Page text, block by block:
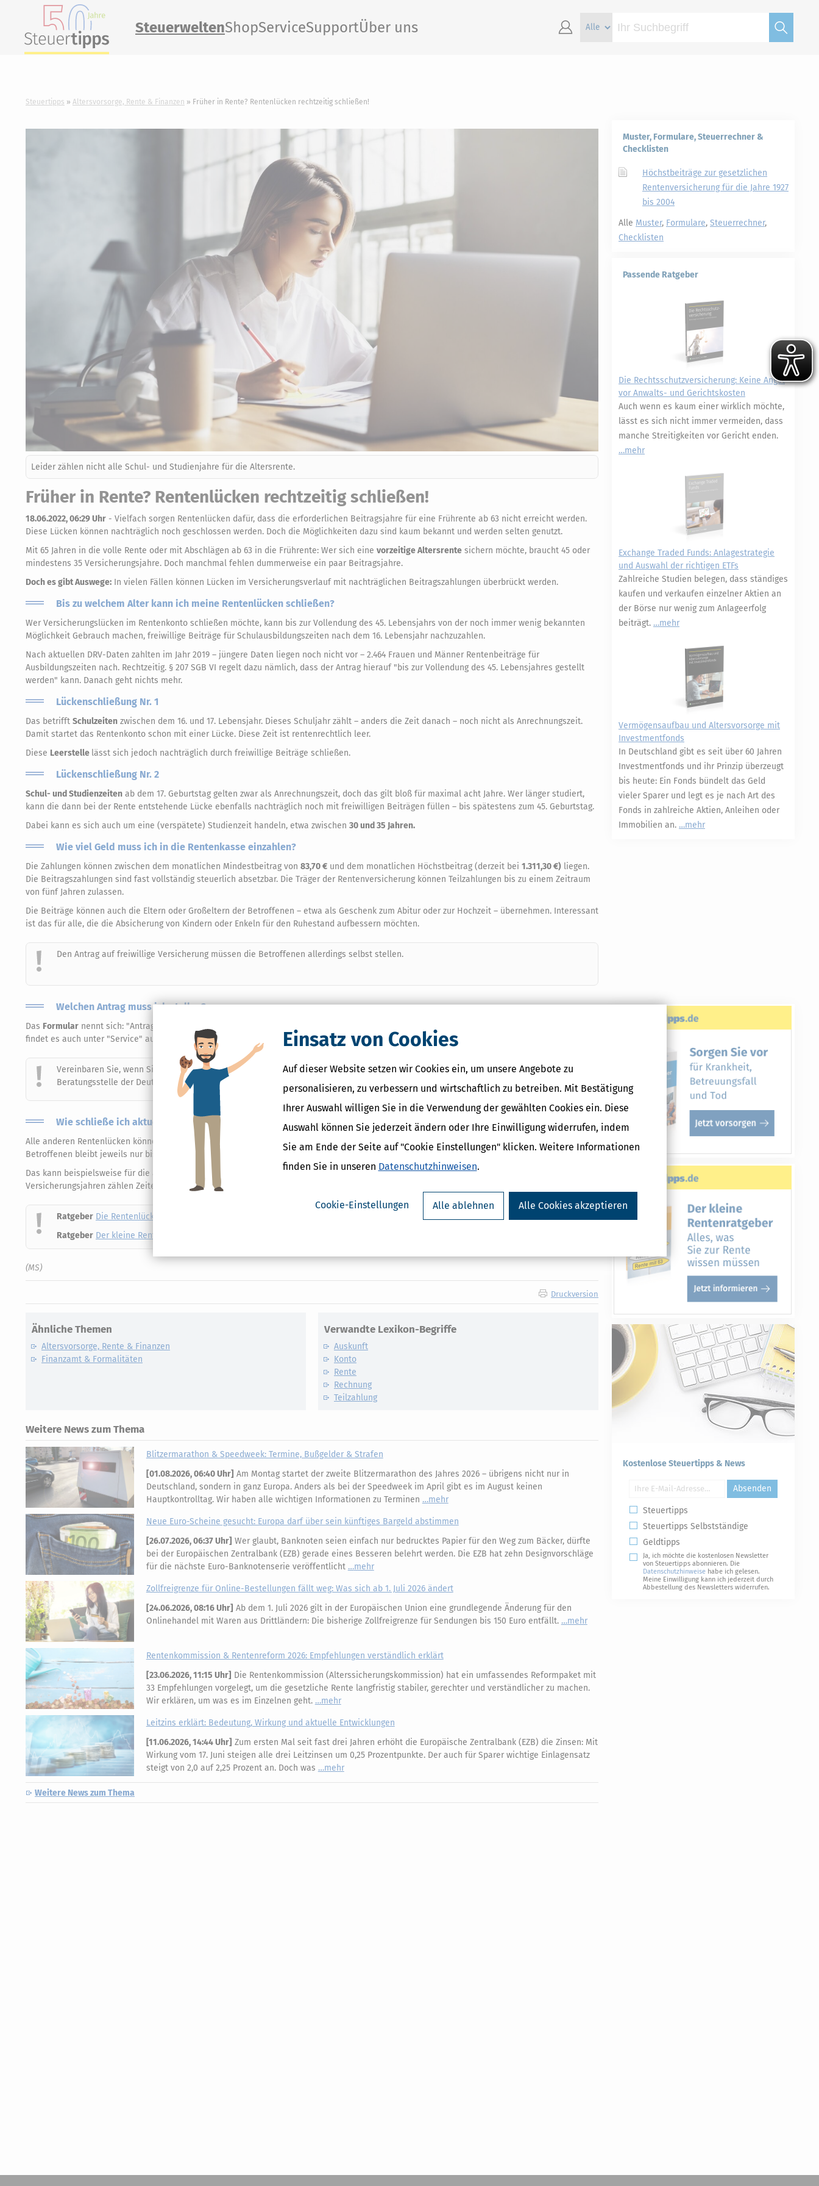
Einsatz von Cookies
Auf dieser Website setzen wir Cookies ein, um unsere Angebote zu
personalisieren, zu verbessern und wirtschaftlich zu betreiben. Mit Bestätigung
Ihrer Auswahl willigen Sie in die Verwendung der gewählten Cookies ein. Diese
Auswahl können Sie jederzeit ändern oder Ihre Einwilligung widerrufen, indem
Sie am Ende der Seite auf "Cookie Einstellungen" klicken. Weitere Informationen
finden Sie in unseren Datenschutzhinweisen.
Cookie-Einstellungen Alle ablehnen Alle Cookies akzeptieren
SteuerweltenShopServiceSupportÜber uns
Steuertipps Altersvorsorge, Rente & Finanzen Früher in Rente? Rentenlücken rechtzeitig schließen!
Leider zählen nicht alle Schul- und Studienjahre für die Altersrente.
Früher in Rente? Rentenlücken rechtzeitig schließen!
18.06.2022, 06:29 Uhr - Vielfach sorgen Rentenlücken dafür, dass die erforderlichen Beitragsjahre für eine Frührente ab 63 nicht erreicht werden.
Diese Lücken können nachträglich noch geschlossen werden. Doch die Möglichkeiten dazu sind kaum bekannt und werden selten genutzt.
Mit 65 Jahren in die volle Rente oder mit Abschlägen ab 63 in die Frührente: Wer sich eine vorzeitige Altersrente sichern möchte, braucht 45 oder
mindestens 35 Versicherungsjahre. Doch manchmal fehlen dummerweise ein paar Beitragsjahre.
Doch es gibt Auswege: In vielen Fällen können Lücken im Versicherungsverlauf mit nachträglichen Beitragszahlungen überbrückt werden.
Bis zu welchem Alter kann ich meine Rentenlücken schließen?
Wer Versicherungslücken im Rentenkonto schließen möchte, kann bis zur Vollendung des 45. Lebensjahrs von der noch immer wenig bekannten
Möglichkeit Gebrauch machen, freiwillige Beiträge für Schulausbildungszeiten nach dem 16. Lebensjahr nachzuzahlen.
Nach aktuellen DRV-Daten zahlten im Jahr 2019 – jüngere Daten liegen noch nicht vor – 2.464 Frauen und Männer Rentenbeiträge für
Ausbildungszeiten nach. Rechtzeitig. § 207 SGB VI regelt dazu nämlich, dass der Antrag hierauf "bis zur Vollendung des 45. Lebensjahres gestellt
werden" kann. Danach geht nichts mehr.
Lückenschließung Nr. 1
Das betrifft Schulzeiten zwischen dem 16. und 17. Lebensjahr. Dieses Schuljahr zählt – anders die Zeit danach – noch nicht als Anrechnungszeit.
Damit startet das Rentenkonto schon mit einer Lücke. Diese Zeit ist rentenrechtlich leer.
Diese Leerstelle lässt sich jedoch nachträglich durch freiwillige Beiträge schließen.
Lückenschließung Nr. 2
Schul- und Studienzeiten ab dem 17. Geburtstag gelten zwar als Anrechnungszeit, doch das gilt bloß für maximal acht Jahre. Wer länger studiert,
kann die dann bei der Rente entstehende Lücke ebenfalls nachträglich noch mit freiwilligen Beiträgen füllen – bis spätestens zum 45. Geburtstag.
Dabei kann es sich auch um eine (verspätete) Studienzeit handeln, etwa zwischen 30 und 35 Jahren.
Wie viel Geld muss ich in die Rentenkasse einzahlen?
Die Zahlungen können zwischen dem monatlichen Mindestbeitrag von 83,70 € und dem monatlichen Höchstbeitrag (derzeit bei 1.311,30 €) liegen.
Die Beitragszahlungen sind fast vollständig steuerlich absetzbar. Die Träger der Rentenversicherung können Teilzahlungen bis zu einem Zeitraum
von fünf Jahren zulassen.
Die Beiträge können auch die Eltern oder Großeltern der Betroffenen – etwa als Geschenk zum Abitur oder zur Hochzeit – übernehmen. Interessant
ist das für alle, die die Absicherung von Kindern oder Enkeln für den Ruhestand aufbessern möchten.
Den Antrag auf freiwillige Versicherung müssen die Betroffenen allerdings selbst stellen.
Welchen Antrag muss ich stellen?
Das Formular nennt sich: "Antrag auf Nachzahlung von freiwilligen Beiträgen für Ausbildungszeiten (V 0080)" und trägt die Nummer V 0080. Man
findet es auch unter "Service" auf der Homepage der Deutschen Rentenversicherung (www.drv-bund.de).
Vereinbaren Sie, wenn Sie an einer Schließung von Rentenlücken interessiert sind, am besten einen Termin bei einer Auskunfts- und
Beratungsstelle der Deutschen Rentenversicherung.
Wie schließe ich aktuelle Rentenlücken?
Alle anderen Rentenlücken können nur zeitnah gefüllt werden. Das betrifft etwa Selbstständige, Hausfrauen oder Langzeiturlauber. Den
Betroffenen bleibt jeweils nur bis zum 31. März Zeit, um freiwillige Beiträge
Das kann beispielsweise für die abschlagsfreie Altersrente für besonders langjährig Versicherte wichtig sein. Bei den hierfür geforderten
Versicherungsjahren zählen Zeiten mit freiwilligen Beiträgen in der Regel vollwertig mit, sofern
Ratgeber Die Rentenlücke schließen: Welche Zusatzrente ist für Sie die beste?
Ratgeber Der kleine Rentenratgeber: Alles, was Sie zur Rente wissen müssen
(MS)
Druckversion
Ähnliche Themen
Altersvorsorge, Rente & Finanzen
Finanzamt & Formalitäten
Verwandte Lexikon-Begriffe
Auskunft
Konto
Rente
Rechnung
Teilzahlung
Weitere News zum Thema
Blitzermarathon & Speedweek: Termine, Bußgelder & Strafen
[01.08.2026, 06:40 Uhr] Am Montag startet der zweite Blitzermarathon des Jahres 2026 – übrigens nicht nur in
Deutschland, sondern in ganz Europa. Anders als bei der Speedweek im April gibt es im August keinen
Hauptkontrolltag. Wir haben alle wichtigen Informationen zu Terminen
mehr
Neue Euro-Scheine gesucht: Europa darf über sein künftiges Bargeld abstimmen
[26.07.2026, 06:37 Uhr] Wer glaubt, Banknoten seien einfach nur bedrucktes Papier für den Weg zum Bäcker, dürfte
bei der Europäischen Zentralbank (EZB) gerade eines Besseren belehrt werden. Die EZB hat zehn Designvorschläge
für die nächste Euro-Banknotenserie veröffentlicht
mehr
Zollfreigrenze für Online-Bestellungen fällt weg: Was sich ab 1. Juli 2026 ändert
[24.06.2026, 08:16 Uhr] Ab dem 1. Juli 2026 gilt in der Europäischen Union eine grundlegende Änderung für den
Onlinehandel mit Waren aus Drittländern: Die bisherige Zollfreigrenze für Sendungen bis 150 Euro entfällt.
mehr
Rentenkommission & Rentenreform 2026: Empfehlungen verständlich erklärt
[23.06.2026, 11:15 Uhr] Die Rentenkommission (Alterssicherungskommission) hat ein umfassendes Reformpaket mit
33 Empfehlungen vorgelegt, um die gesetzliche Rente langfristig stabiler, gerechter und verständlicher zu machen.
Wir erklären, um was es im Einzelnen geht.
mehr
Leitzins erklärt: Bedeutung, Wirkung und aktuelle Entwicklungen
[11.06.2026, 14:44 Uhr] Zum ersten Mal seit fast drei Jahren erhöht die Europäische Zentralbank (EZB) die Zinsen: Mit
Wirkung vom 17. Juni steigen alle drei Leitzinsen um 0,25 Prozentpunkte. Der auch für Sparer wichtige Einlagensatz
steigt von 2,0 auf 2,25 Prozent an. Doch was
mehr
Weitere News zum Thema
Muster, Formulare, Steuerrechner &
Checklisten
Höchstbeiträge zur gesetzlichen
Rentenversicherung für die Jahre 1927
bis 2004
Alle Muster, Formulare, Steuerrechner,
Checklisten
Passende Ratgeber
Die Rechtsschutzversicherung: Keine Angst
vor Anwalts- und Gerichtskosten
Auch wenn es kaum einer wirklich möchte,
lässt es sich nicht immer vermeiden, dass
manche Streitigkeiten vor Gericht enden.
mehr
Exchange Traded Funds: Anlagestrategie
und Auswahl der richtigen ETFs
Zahlreiche Studien belegen, dass ständiges
kaufen und verkaufen einzelner Aktien an
der Börse nur wenig zum Anlageerfolg
beiträgt.
mehr
Vermögensaufbau und Altersvorsorge mit
Investmentfonds
In Deutschland gibt es seit über 60 Jahren
Investmentfonds und ihr Prinzip überzeugt
bis heute: Ein Fonds bündelt das Geld
vieler Sparer und legt es je nach Art des
Fonds in zahlreiche Aktien, Anleihen oder
Immobilien an.
mehr
Kostenlose Steuertipps & News
Absenden
Steuertipps
Steuertipps Selbstständige
Geldtipps
Ja, ich möchte die kostenlosen Newsletter
von Steuertipps abonnieren. Die
Datenschutzhinweise habe ich gelesen.
Meine Einwilligung kann ich jederzeit durch
Abbestellung des Newsletters widerrufen.